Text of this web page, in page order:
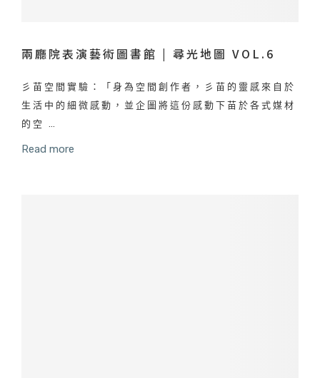
兩廳院表演藝術圖書館 | 尋光地圖 VOL.6
彡苗空間實驗：「身為空間創作者，彡苗的靈感來自於
生活中的細微感動，並企圖將這份感動下苗於各式媒材
的空 …
Read more